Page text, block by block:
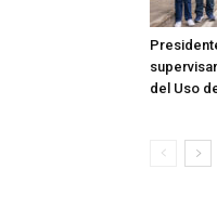
del Uso